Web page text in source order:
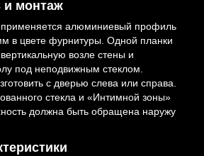
и монтаж
применяется алюминиевый профиль
в цвете фурнитуры. Одной планки
возле стены и
под неподвижным стеклом.
с дверью слева или справа.
стекла и «Интимной зоны»
должна быть обращена наружу